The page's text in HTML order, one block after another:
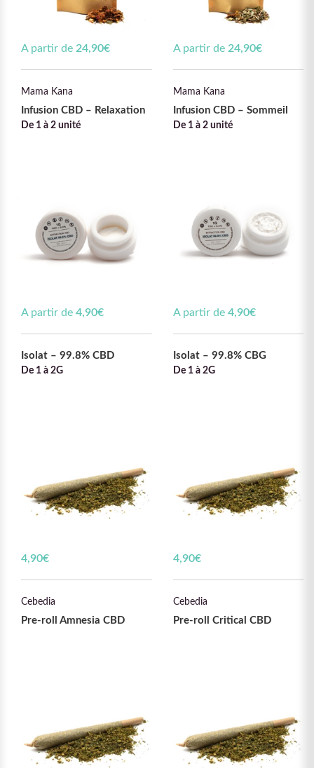
A partir de 24,90€
Mama Kana
Infusion CBD – Relaxation
De 1 à 2 unité
A partir de 24,90€
Mama Kana
Infusion CBD – Sommeil
De 1 à 2 unité
A partir de 4,90€
Isolat – 99.8% CBD
De 1 à 2G
A partir de 4,90€
Isolat – 99.8% CBG
De 1 à 2G
4,90€
Cebedia
Pre-roll Amnesia CBD
4,90€
Cebedia
Pre-roll Critical CBD